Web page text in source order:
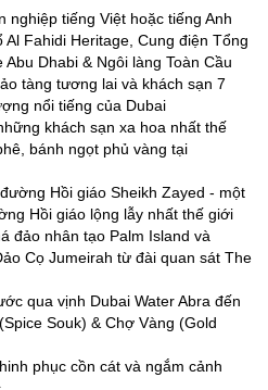
nghiệp tiếng Việt hoặc tiếng Anh
Fahidi Heritage, Cung điện Tổng
Dhabi & Ngôi làng Toàn Cầu
tàng tương lai và khách sạn 7
nổi tiếng của Dubai
khách sạn xa hoa nhất thế
bánh ngọt phủ vàng tại
Hồi giáo Sheikh Zayed - một
Hồi giáo lộng lẫy nhất thế giới
đảo nhân tạo Palm Island và
Cọ Jumeirah từ đài quan sát The
qua vịnh Dubai Water Abra đến
Souk) & Chợ Vàng (Gold
phục cồn cát và ngắm cảnh